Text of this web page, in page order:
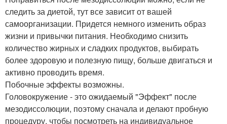
следить за диетой, тут все зависит от вашей
самоорганизации. Придется немного изменить образ
жизни и привычки питания. Необходимо снизить
количество жирных и сладких продуктов, выбирать
более здоровую и полезную пищу, больше двигаться и
активно проводить время.
Побочные эффекты возможны.
Головокружение - это ожидаемый "Эффект" после
мезодиссолюции, поэтому сначала и делают пробную
процедуру, чтобы посмотреть на индивидуальное